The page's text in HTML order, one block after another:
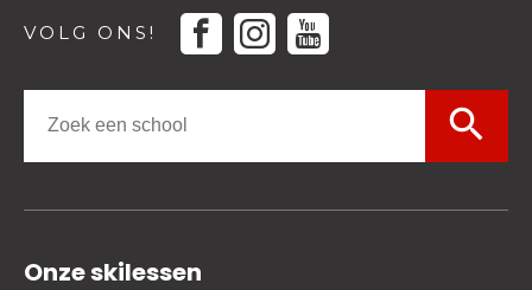
VOLG ONS! facebook instagram youtube
search
Onze skilessen